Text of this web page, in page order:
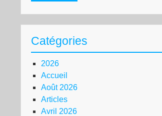
Catégories
2026
Accueil
Août 2026
Articles
Avril 2026